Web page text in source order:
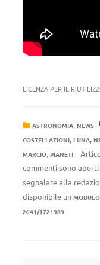
LICENZA PER IL
ASTRONOMIA, NEWS
COSTELLAZIONI, LUNA,
MARCIO, PIANETI
commenti sono
segnalare alla
disponibile un
2641/1721989